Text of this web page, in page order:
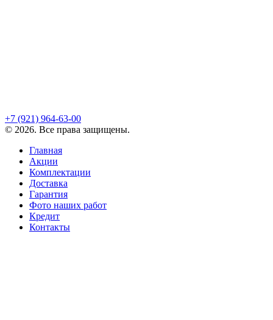
+7 (921) 964-63-00
© 2026. Все права защищены.
Главная
Акции
Комплектации
Доставка
Гарантия
Фото наших работ
Кредит
Контакты